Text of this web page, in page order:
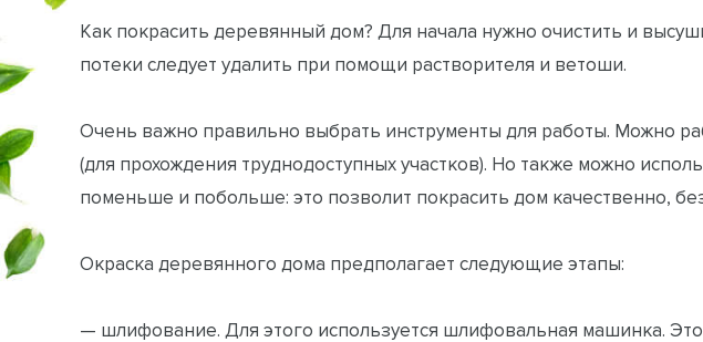
Как покрасить деревянный дом? Для начала нужно очистить и
потеки следует удалить при помощи растворителя и ветоши.
Очень важно правильно выбрать инструменты для работы. Можно
(для прохождения труднодоступных участков). Но также можно
поменьше и побольше: это позволит покрасить дом качественно,
Окраска деревянного дома предполагает следующие этапы:
— шлифование. Для этого используется шлифовальная машинка.